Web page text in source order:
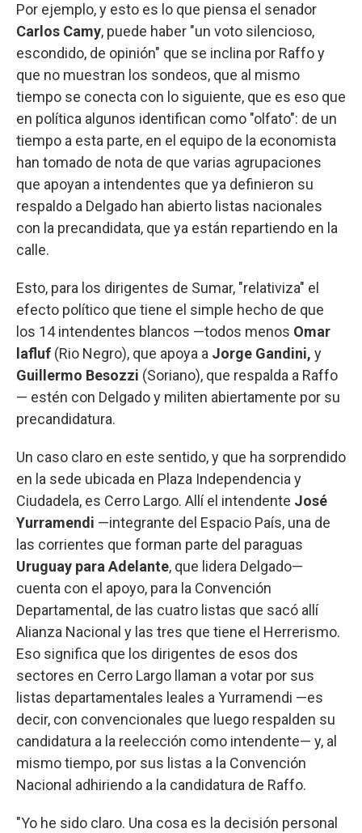
Por ejemplo, y esto es lo que piensa el senador
Carlos Camy, puede haber "un voto silencioso,
escondido, de opinión" que se inclina por Raffo y
que no muestran los sondeos, que al mismo
tiempo se conecta con lo siguiente, que es eso que
en política algunos identifican como "olfato": de un
tiempo a esta parte, en el equipo de la economista
han tomado de nota de que varias agrupaciones
que apoyan a intendentes que ya definieron su
respaldo a Delgado han abierto listas nacionales
con la precandidata, que ya están repartiendo en la
calle.
Esto, para los dirigentes de Sumar, "relativiza" el
efecto político que tiene el simple hecho de que
los 14 intendentes blancos —todos menos Omar
lafluf (Rio Negro), que apoya a Jorge Gandini, y
Guillermo Besozzi (Soriano), que respalda a Raffo
— estén con Delgado y militen abiertamente por su
precandidatura.
Un caso claro en este sentido, y que ha sorprendido
en la sede ubicada en Plaza Independencia y
Ciudadela, es Cerro Largo. Allí el intendente José
Yurramendi —integrante del Espacio País, una de
las corrientes que forman parte del paraguas
Uruguay para Adelante, que lidera Delgado—
cuenta con el apoyo, para la Convención
Departamental, de las cuatro listas que sacó allí
Alianza Nacional y las tres que tiene el Herrerismo.
Eso significa que los dirigentes de esos dos
sectores en Cerro Largo llaman a votar por sus
listas departamentales leales a Yurramendi —es
decir, con convencionales que luego respalden su
candidatura a la reelección como intendente— y, al
mismo tiempo, por sus listas a la Convención
Nacional adhiriendo a la candidatura de Raffo.
"Yo he sido claro. Una cosa es la decisión personal